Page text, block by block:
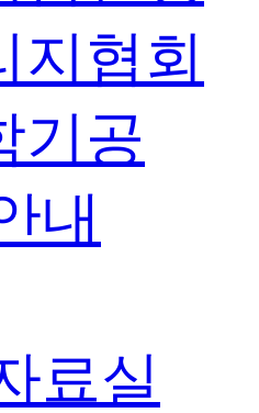
지협회
기공
내
료실